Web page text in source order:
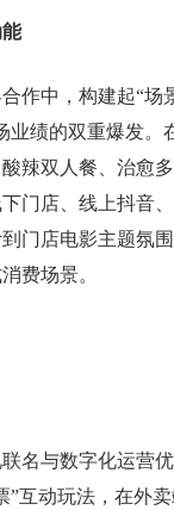
作中，构建起“场
绩的双重爆发。
辣双人餐、治愈
门店、线上抖音
门店电影主题氛
费场景。
名与数字化运营
互动玩法，在外